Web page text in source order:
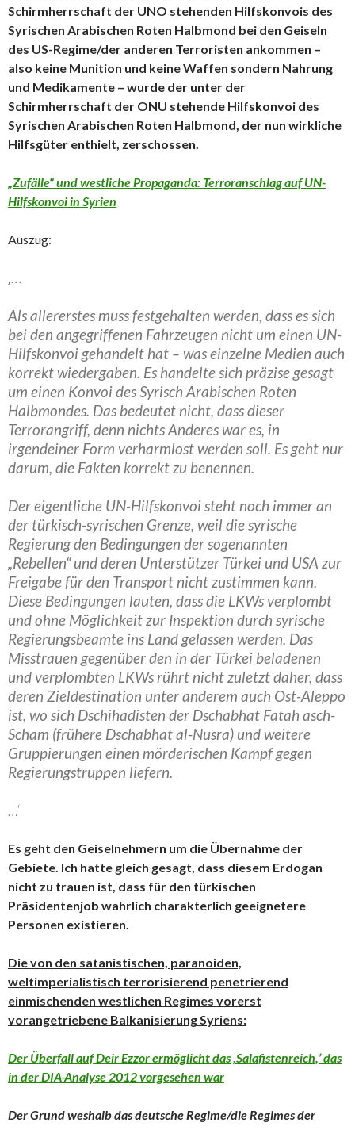
Schirmherrschaft der UNO stehenden Hilfskonvois des
Syrischen Arabischen Roten Halbmond bei den Geiseln
des US-Regime/der anderen Terroristen ankommen –
also keine Munition und keine Waffen sondern Nahrung
und Medikamente – wurde der unter der
Schirmherrschaft der ONU stehende Hilfskonvoi des
Syrischen Arabischen Roten Halbmond, der nun wirkliche
Hilfsgüter enthielt, zerschossen.
„Zufälle“ und westliche Propaganda: Terroranschlag auf UN-
Hilfskonvoi in Syrien
Auszug:
‚…
Als allererstes muss festgehalten werden, dass es sich
bei den angegriffenen Fahrzeugen nicht um einen UN-
Hilfskonvoi gehandelt hat – was einzelne Medien auch
korrekt wiedergaben. Es handelte sich präzise gesagt
um einen Konvoi des Syrisch Arabischen Roten
Halbmondes. Das bedeutet nicht, dass dieser
Terrorangriff, denn nichts Anderes war es, in
irgendeiner Form verharmlost werden soll. Es geht nur
darum, die Fakten korrekt zu benennen.
Der eigentliche UN-Hilfskonvoi steht noch immer an
der türkisch-syrischen Grenze, weil die syrische
Regierung den Bedingungen der sogenannten
„Rebellen“ und deren Unterstützer Türkei und USA zur
Freigabe für den Transport nicht zustimmen kann.
Diese Bedingungen lauten, dass die LKWs verplombt
und ohne Möglichkeit zur Inspektion durch syrische
Regierungsbeamte ins Land gelassen werden. Das
Misstrauen gegenüber den in der Türkei beladenen
und verplombten LKWs rührt nicht zuletzt daher, dass
deren Zieldestination unter anderem auch Ost-Aleppo
ist, wo sich Dschihadisten der Dschabhat Fatah asch-
Scham (frühere Dschabhat al-Nusra) und weitere
Gruppierungen einen mörderischen Kampf gegen
Regierungstruppen liefern.
…‘
Es geht den Geiselnehmern um die Übernahme der
Gebiete. Ich hatte gleich gesagt, dass diesem Erdogan
nicht zu trauen ist, dass für den türkischen
Präsidentenjob wahrlich charakterlich geeignetere
Personen existieren.
Die von den satanistischen, paranoiden,
weltimperialistisch terrorisierend penetrierend
einmischenden westlichen Regimes vorerst
vorangetriebene Balkanisierung Syriens:
Der Überfall auf Deir Ezzor ermöglicht das ‚Salafistenreich,’ das
in der DIA-Analyse 2012 vorgesehen war
Der Grund weshalb das deutsche Regime/die Regimes der